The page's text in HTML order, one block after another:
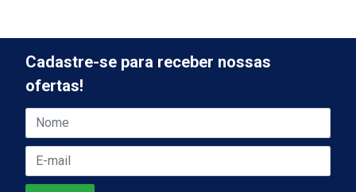
Cadastre-se para receber nossas
ofertas!